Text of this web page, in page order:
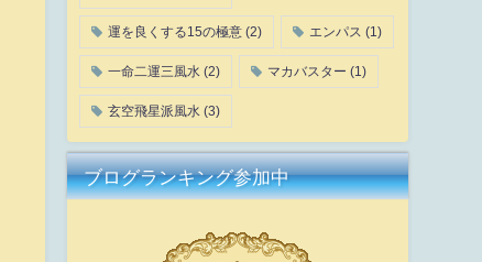
運を良くする15の極意(2) エンパス (1)
一命二運三風水 (2) マカバスター (1)
玄空飛星派風水 (3)
ブログランキング参加中